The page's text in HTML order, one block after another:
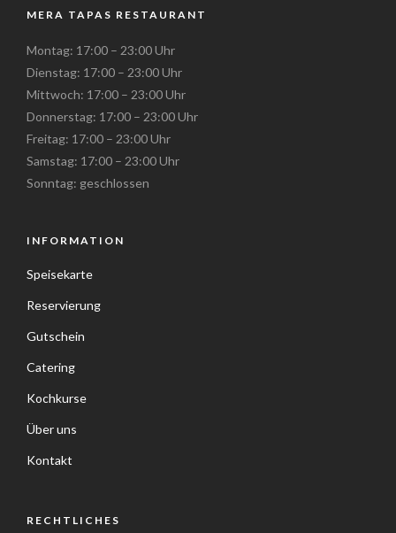
MERA TAPAS RESTAURANT
Montag: 17:00 – 23:00 Uhr
Dienstag: 17:00 – 23:00 Uhr
Mittwoch: 17:00 – 23:00 Uhr
Donnerstag: 17:00 – 23:00 Uhr
Freitag: 17:00 – 23:00 Uhr
Samstag: 17:00 – 23:00 Uhr
Sonntag: geschlossen
INFORMATION
Speisekarte
Reservierung
Gutschein
Catering
Kochkurse
Über uns
Kontakt
RECHTLICHES